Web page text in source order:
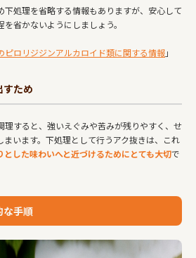
下処理を省略する情報もありますが、安心して
省かないようにしましょう。
ピロリジジンアルカロイド類に関する情報」
すため
理すると、強いえぐみや苦みが残りやすく、せ
まいます。下処理として行うアク抜きは、これ
とした味わいへと近づけるためにとても大切で
な手順